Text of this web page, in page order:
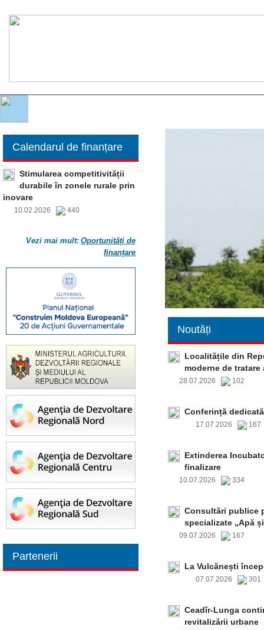
Calendarul de finanțare
Stimularea competitivității
durabile în zonele rurale prin
inovare
10.02.2026 440
Vezi mai mult: Oportunități de
finanțare
Partenerii
Noutăți
Localitățile din
moderne de
28.07.2026 102
Conferință
17.07.2026 167
Extinderea
finalizare
10.07.2026 334
Consultări publice
specializate „Apă
09.07.2026 167
La Vulcănești
07.07.2026 301
Ceadîr-Lunga
revitalizării urbane